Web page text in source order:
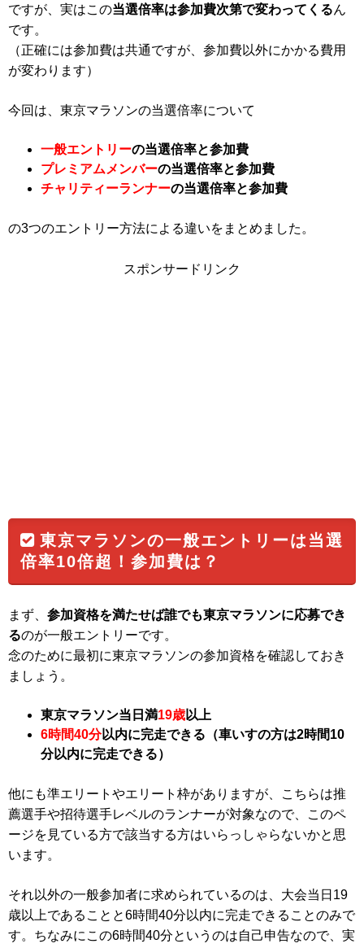
ですが、実はこの当選倍率は参加費次第で変わってくるん
です。
（正確には参加費は共通ですが、参加費以外にかかる費用
が変わります）
今回は、東京マラソンの当選倍率について
一般エントリーの当選倍率と参加費
プレミアムメンバーの当選倍率と参加費
チャリティーランナーの当選倍率と参加費
の3つのエントリー方法による違いをまとめました。
スポンサードリンク
東京マラソンの一般エントリーは当選
倍率10倍超！参加費は？
まず、 参加資格を満たせば誰でも東京マラソンに応募でき
るのが一般エントリーです。
念のために最初に東京マラソンの参加資格を確認しておき
ましょう。
東京マラソン当日満19歳以上
6時間40分以内に完走できる（車いすの方は2時間10
分以内に完走できる）
他にも準エリートやエリート枠がありますが、こちらは推
薦選手や招待選手レベルのランナーが対象なので、このペ
ージを見ている方で該当する方はいらっしゃらないかと思
います。
それ以外の一般参加者に求められているのは、大会当日19
歳以上であることと6時間40分以内に完走できることのみで
す。ちなみにこの6時間40分というのは自己申告なので、実